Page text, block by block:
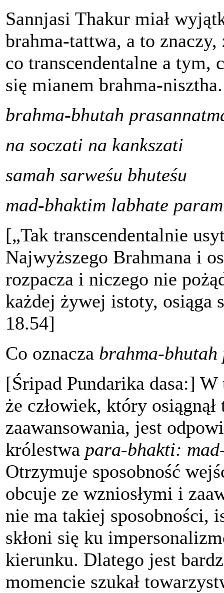
Sannjasi Thakur miał
brahma-tattwa, a to
co transcendentalne a tym,
się mianem brahma-
brahma-bhutah
na soczati na kankszati
samah sarweśu bhuteśu
mad-bhaktim labhate param
[„Tak transcendentalnie
Najwyższego Brahmana i
rozpacza i niczego nie
każdej żywej istoty, osiąga
18.54]
Co oznacza brahma-bhutah
[Śripad Pundarika dasa:]
że człowiek, który
zaawansowania, jest
królestwa para-bhakti:
Otrzymuje sposobność
obcuje ze wzniosłymi i
nie ma takiej sposobności,
skłoni się ku
kierunku. Dlatego jest
momencie szukał